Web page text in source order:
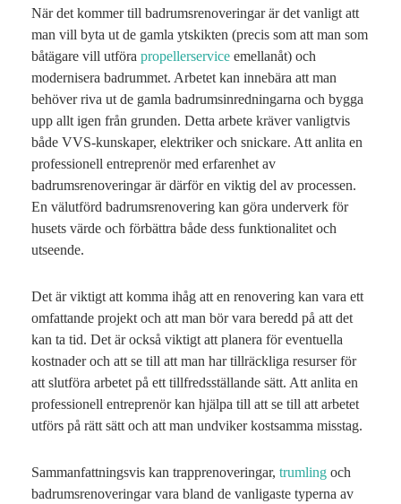
När det kommer till badrumsrenoveringar är det vanligt att
man vill byta ut de gamla ytskikten (precis som att man som
båtägare vill utföra propellerservice emellanåt) och
modernisera badrummet. Arbetet kan innebära att man
behöver riva ut de gamla badrumsinredningarna och bygga
upp allt igen från grunden. Detta arbete kräver vanligtvis
både VVS-kunskaper, elektriker och snickare. Att anlita en
professionell entreprenör med erfarenhet av
badrumsrenoveringar är därför en viktig del av processen.
En välutförd badrumsrenovering kan göra underverk för
husets värde och förbättra både dess funktionalitet och
utseende.
Det är viktigt att komma ihåg att en renovering kan vara ett
omfattande projekt och att man bör vara beredd på att det
kan ta tid. Det är också viktigt att planera för eventuella
kostnader och att se till att man har tillräckliga resurser för
att slutföra arbetet på ett tillfredsställande sätt. Att anlita en
professionell entreprenör kan hjälpa till att se till att arbetet
utförs på rätt sätt och att man undviker kostsamma misstag.
Sammanfattningsvis kan trapprenoveringar, trumling och
badrumsrenoveringar vara bland de vanligaste typerna av